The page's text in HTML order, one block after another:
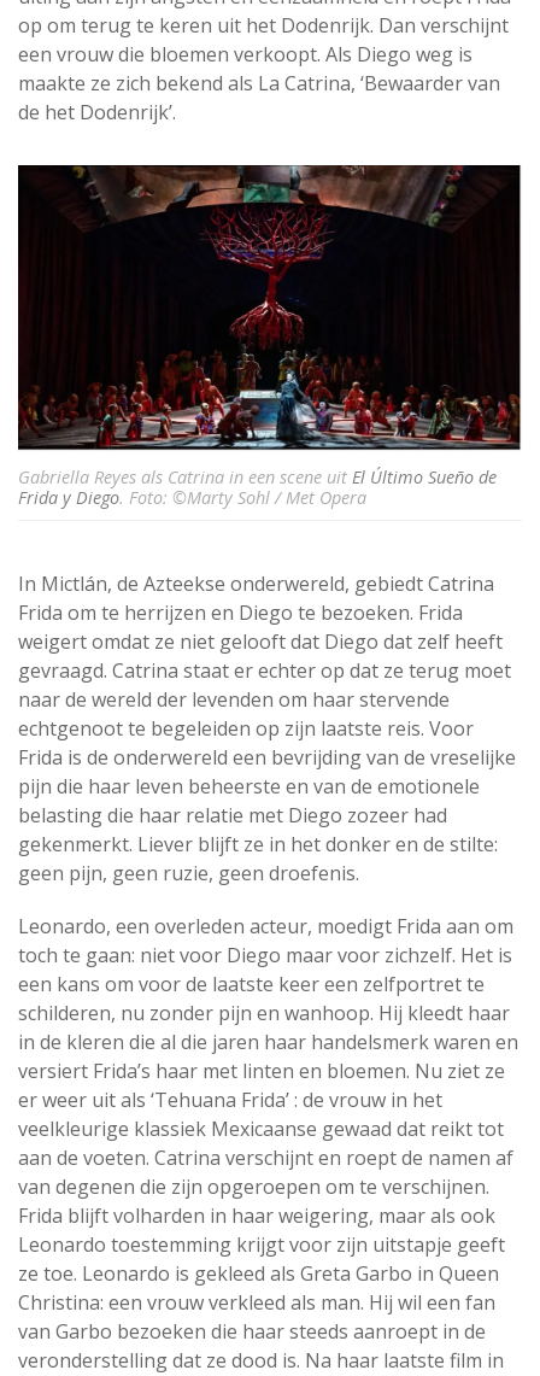
op om terug te keren uit het Dodenrijk. Dan verschijnt
een vrouw die bloemen verkoopt. Als Diego weg is
maakte ze zich bekend als La Catrina, ‘Bewaarder van
de het Dodenrijk’.
Gabriella Reyes als Catrina in een scene uit El Último Sueño de
Frida y Diego. Foto: ©Marty Sohl / Met Opera
In Mictlán, de Azteekse onderwereld, gebiedt Catrina
Frida om te herrijzen en Diego te bezoeken. Frida
weigert omdat ze niet gelooft dat Diego dat zelf heeft
gevraagd. Catrina staat er echter op dat ze terug moet
naar de wereld der levenden om haar stervende
echtgenoot te begeleiden op zijn laatste reis. Voor
Frida is de onderwereld een bevrijding van de vreselijke
pijn die haar leven beheerste en van de emotionele
belasting die haar relatie met Diego zozeer had
gekenmerkt. Liever blijft ze in het donker en de stilte:
geen pijn, geen ruzie, geen droefenis.
Leonardo, een overleden acteur, moedigt Frida aan om
toch te gaan: niet voor Diego maar voor zichzelf. Het is
een kans om voor de laatste keer een zelfportret te
schilderen, nu zonder pijn en wanhoop. Hij kleedt haar
in de kleren die al die jaren haar handelsmerk waren en
versiert Frida’s haar met linten en bloemen. Nu ziet ze
er weer uit als ‘Tehuana Frida’ : de vrouw in het
veelkleurige klassiek Mexicaanse gewaad dat reikt tot
aan de voeten. Catrina verschijnt en roept de namen af
van degenen die zijn opgeroepen om te verschijnen.
Frida blijft volharden in haar weigering, maar als ook
Leonardo toestemming krijgt voor zijn uitstapje geeft
ze toe. Leonardo is gekleed als Greta Garbo in Queen
Christina: een vrouw verkleed als man. Hij wil een fan
van Garbo bezoeken die haar steeds aanroept in de
veronderstelling dat ze dood is. Na haar laatste film in